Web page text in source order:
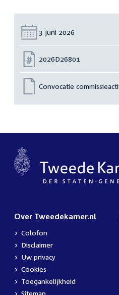
Datum:
3 juni 2026
Nummer:
2026D26801
Convocatie
Over Tweedekamer.nl
Colofon
Disclaimer
Uw privacy
Cookies
Toegankelijkheid